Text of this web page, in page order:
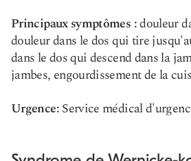
Principaux symptômes :douleur
douleur dans le dos qui tire
dans le dos qui descend dans la
jambes, engourdissement de la
Urgence:Service médical